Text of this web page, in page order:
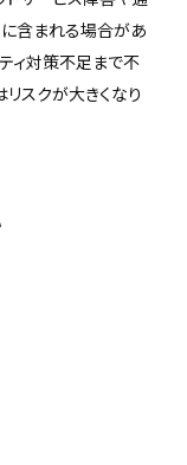
含まれる場合があ
ィ対策不足まで不
スクが大きくなり